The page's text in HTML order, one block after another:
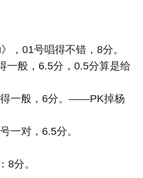
，01号唱得不错，8分。
般，6.5分，0.5分算是给
一般，6分。——PK掉杨
一对，6.5分。
8分。